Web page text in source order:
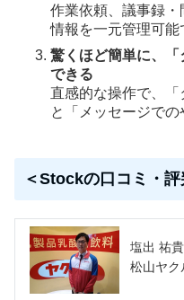
作業依頼、議事録
情報を一元管理可能
驚くほど簡単に、
できる
直感的な操作で、「
と「メッセージでの
＜Stockの口コミ・評
塩出 祐
松山ヤク